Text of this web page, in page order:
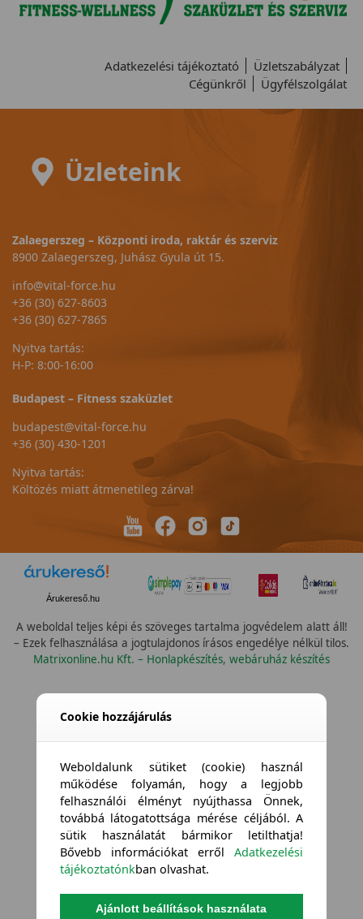
Adatkezelési tájékoztató
Üzletszabályzat
Cégünkről
Ügyfélszolgálat
Üzleteink
Zalaegerszeg – Központi iroda, raktár és szerviz
8900 Zalaegerszeg, Juhász Gyula út 15.
info@vital-force.hu
+36 (30) 627-8603
+36 (30) 627-7865
Nyitva tartás:
H-P: 8:00-16:00
Budapest – Fitness szaküzlet
budapest@vital-force.hu
+36 (30) 430-1201
Nyitva tartás:
Költözés miatt átmenetileg zárva!
Árukereső.hu
A weboldal teljes képi és szöveges tartalma jogvédelem alatt áll!
– Ezek felhasználása a jogtulajdonos írásos engedélye nélkül tilos.
Matrixonline.hu Kft. – Honlapkészítés, webáruház készítés
Cookie hozzájárulás
Weboldalunk sütiket (cookie) használ
működése folyamán, hogy a legjobb
felhasználói élményt nyújthassa Önnek,
továbbá látogatottsága mérése céljából. A
sütik használatát bármikor letilthatja!
Bővebb információkat errőlAdatkezelési
tájékoztatónkban olvashat.
Ajánlott beállítások használata